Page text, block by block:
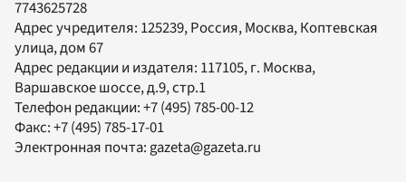
7743625728
Адрес учредителя: 125239, Россия, Москва, Коптевская
улица, дом 67
Адрес редакции и издателя: 117105, г. Москва,
Варшавское шоссе, д.9, стр.1
Телефон редакции:+7 (495) 785-00-12
Факс:+7 (495) 785-17-01
Электронная почта:gazeta@gazeta.ru